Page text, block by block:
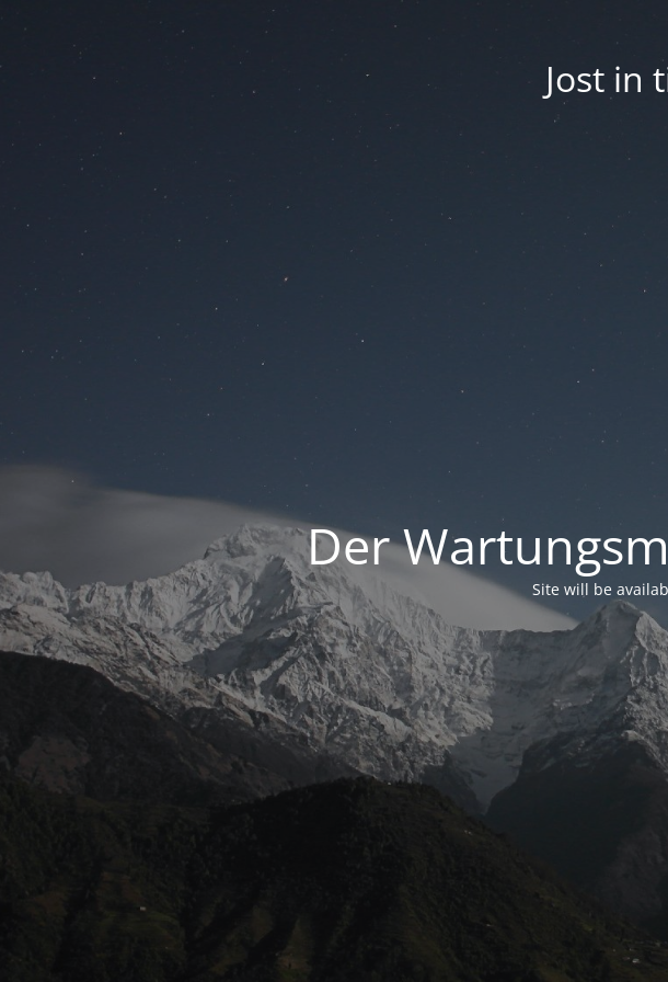
Jost in
Der
Site will be